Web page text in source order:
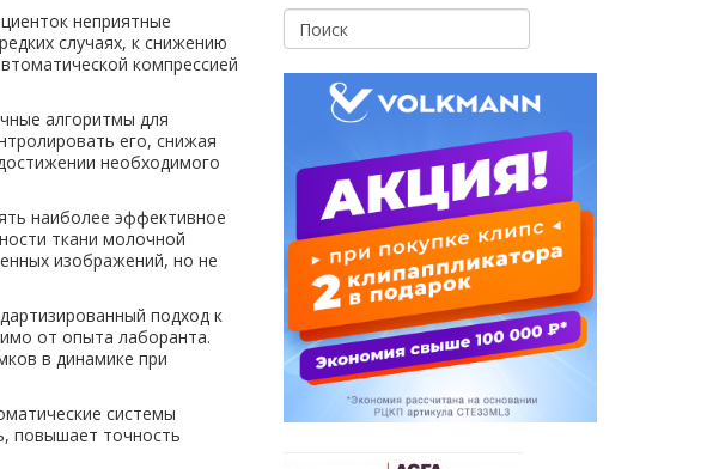
неприятные
случаях, к снижению
компрессией
алгоритмы для
его, снижая
необходимого
наиболее эффективное
ткани молочной
изображений, но не
подход к
от опыта лаборанта.
в динамике при
системы
повышает точность